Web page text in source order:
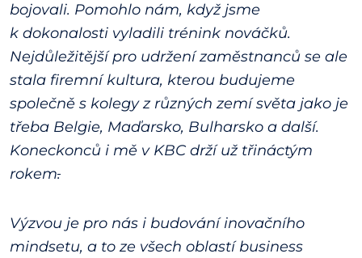
bojovali. Pomohlo nám, když jsme
k dokonalosti vyladili trénink nováčků.
Nejdůležitější pro udržení zaměstnanců se ale
stala firemní kultura, kterou budujeme
společně s kolegy z různých zemí světa jako je
třeba Belgie, Maďarsko, Bulharsko a další.
Koneckonců i mě v KBC drží už třináctým
rokem.
Výzvou je pro nás i budování inovačního
mindsetu, a to ze všech oblastí business